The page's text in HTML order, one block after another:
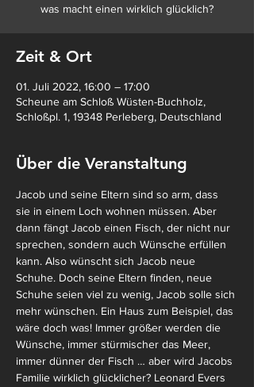
was macht einen wirklich glücklich?
Zeit & Ort
01. Juli 2022, 16:00 – 17:00
Scheune am Schloß Wüsten-Buchholz,
Schloßpl. 1, 19348 Perleberg, Deutschland
Über die Veranstaltung
Jacob und seine Eltern sind so arm, dass
sie in einem Loch wohnen müssen. Aber
dann fängt Jacob einen Fisch, der nicht nur
sprechen, sondern auch Wünsche erfüllen
kann. Also wünscht sich Jacob neue
Schuhe. Doch seine Eltern finden, neue
Schuhe seien viel zu wenig, Jacob solle sich
mehr wünschen. Ein Haus zum Beispiel, das
wäre doch was! Immer größer werden die
Wünsche, immer stürmischer das Meer,
immer dünner der Fisch … aber wird Jacobs
Familie wirklich glücklicher? Leonard Evers